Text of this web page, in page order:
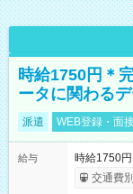
時給1750円＊
ータに関わる
派遣 WEB登録・面
給与
時給1750円
交通費